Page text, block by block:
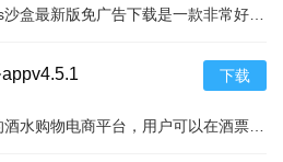
下载